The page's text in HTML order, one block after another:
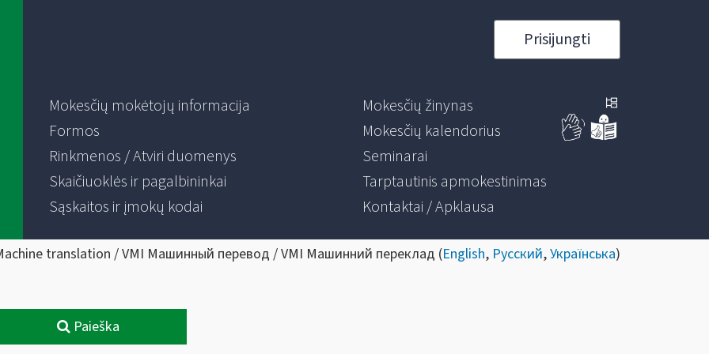
Prisijungti
Mokesčių mokėtojų informacija
Formos
Rinkmenos / Atviri duomenys
Skaičiuoklės ir pagalbininkai
Sąskaitos ir įmokų kodai
Mokesčių žinynas
Mokesčių kalendorius
Seminarai
Tarptautinis apmokestinimas
Kontaktai / Apklausa
translation / VMI Машинный перевод / VMI Машинний переклад (English, Русский,Українська)
Paieška